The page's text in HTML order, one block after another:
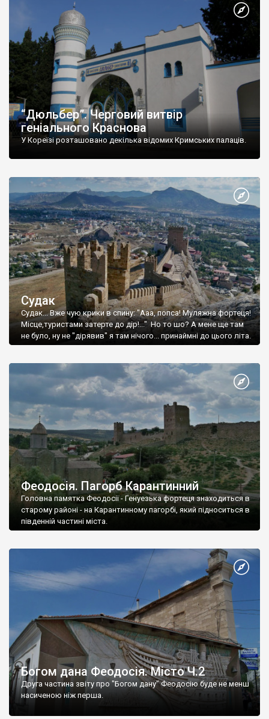
“Дюльбер”. Черговий витвір
геніального Краснова
У Кореїзі розташовано декілька відомих Кримських палаців.
Судак
Судак... Вже чую крики в спину: "Ааа, попса! Муляжна фортеця!
Місце,туристами затерте до дір!..." Но то шо? А мене ще там
не було, ну не "дірявив" я там нічого... принаймні до цього літа.
Феодосія. Пагорб Карантинний
Головна памятка Феодосії - Генуезька фортеця знаходиться в
старому районі - на Карантинному пагорбі, який підноситься в
південній частині міста.
Богом дана Феодосія. Місто Ч.2
Друга частина звіту про "Богом дану" Феодосію буде не менш
насиченою ніж перша.